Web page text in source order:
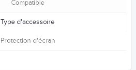
Compatible
Type d'accessoire
Protection d'écran